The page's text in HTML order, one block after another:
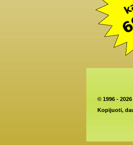
© 1996 -
Kopijuoti,